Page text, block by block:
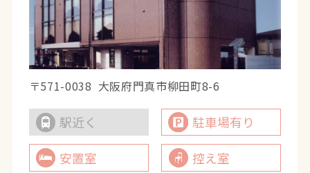
〒571-0038 大阪府門真市柳田町8-6
駅近く
駐車場有り
安置室
控え室